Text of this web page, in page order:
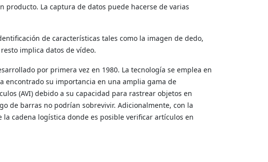
La captura de datos puede hacerse de varias
de características tales como la imagen de dedo,
implica datos de vídeo.
por primera vez en 1980. La tecnología se emplea en
encontrado su importancia en una amplia gama de
(AVI) debido a su capacidad para rastrear objetos en
de barras no podrían sobrevivir. Adicionalmente, con la
cadena logística donde es posible verificar artículos en